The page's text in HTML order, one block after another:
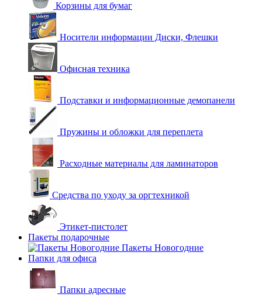
Корзины для бумаг
Носители информации Диски, Флешки
Офисная техника
Подставки и информационные демопанели
Пружины и обложки для переплета
Расходные материалы для ламинаторов
Средства по уходу за оргтехникой
Этикет-пистолет
Пакеты подарочные
Пакеты Новогодние
Папки для офиса
Папки адресные